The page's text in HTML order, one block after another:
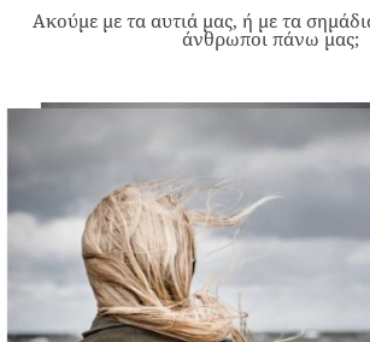
Ακούμε με τα αυτιά μας, ή με τα
άνθρωποι πάνω μας;